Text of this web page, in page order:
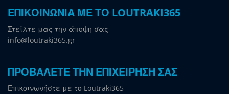
ΕΠΙΚΟΙΝΩΝΙΑ ΜΕ ΤΟ LOUTRAKI365
Στείλτε μας την άποψη σας
info@loutraki365.gr
ΠΡΟΒΑΛΕΤΕ ΤΗΝ ΕΠΙΧΕΙΡΗΣΗ ΣΑΣ
Επικοινωνήστε με το Loutraki365